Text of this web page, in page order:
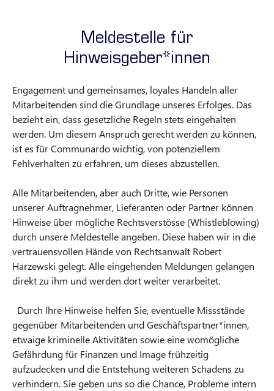
Meldestelle für
Hinweisgeber*innen
Engagement und gemeinsames, loyales Handeln aller
Mitarbeitenden sind die Grundlage unseres Erfolges. Das
bezieht ein, dass gesetzliche Regeln stets eingehalten
werden. Um diesem Anspruch gerecht werden zu können,
ist es für Communardo wichtig, von potenziellem
Fehlverhalten zu erfahren, um dieses abzustellen.
Alle Mitarbeitenden, aber auch Dritte, wie Personen
unserer Auftragnehmer, Lieferanten oder Partner können
Hinweise über mögliche Rechtsverstösse (Whistleblowing)
durch unsere Meldestelle angeben. Diese haben wir in die
vertrauensvollen Hände von Rechtsanwalt Robert
Harzewski gelegt. Alle eingehenden Meldungen gelangen
direkt zu ihm und werden dort weiter verarbeitet.
Durch Ihre Hinweise helfen Sie, eventuelle Missstände
gegenüber Mitarbeitenden und Geschäftspartner*innen,
etwaige kriminelle Aktivitäten sowie eine womögliche
Gefährdung für Finanzen und Image frühzeitig
aufzudecken und die Entstehung weiteren Schadens zu
verhindern. Sie geben uns so die Chance, Probleme intern